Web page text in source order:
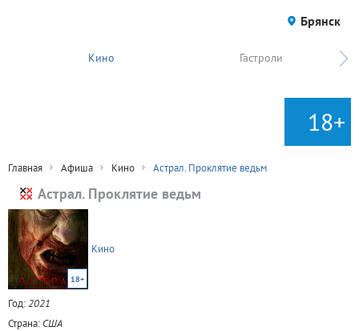
Брянск
Кино Гастроли
18+
Главная Афиша Кино Астрал. Проклятие ведьм
Астрал. Проклятие ведьм
18+
Кино
Год:2021
Страна: США